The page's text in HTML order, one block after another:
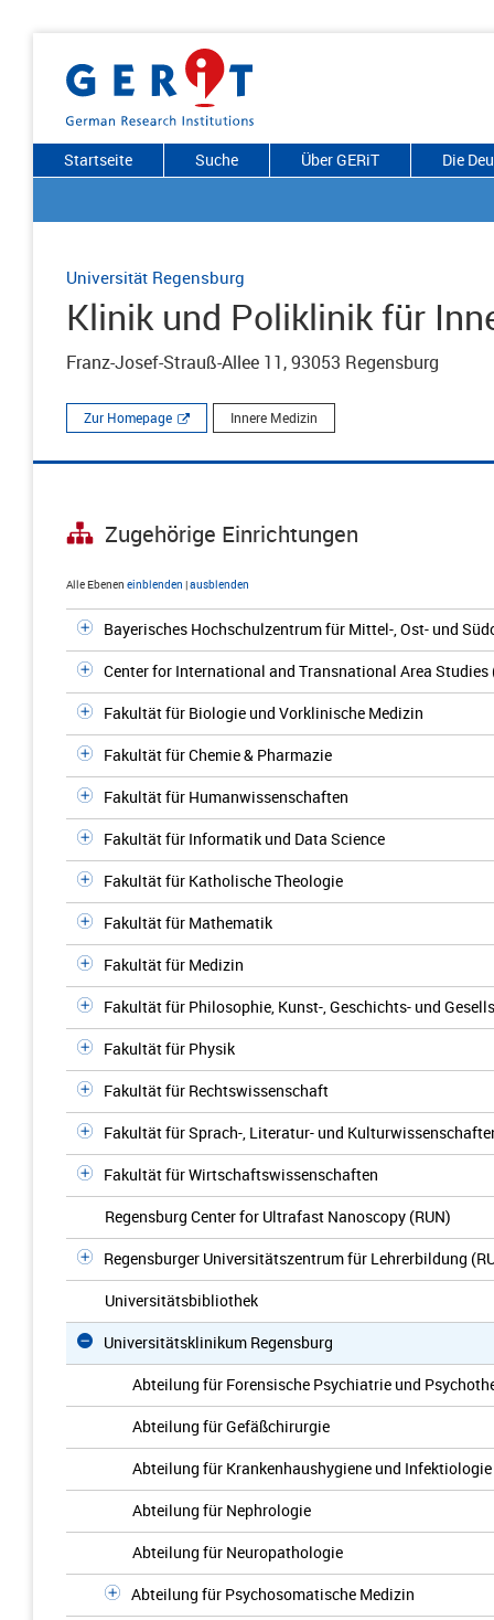
Startseite Suche Über GERiT Die
Universität Regensburg
Klinik und Poliklinik für
Franz-Josef-Strauß-Allee 11, 93053 Regensburg
Zur Homepage Innere Medizin
Zugehörige Einrichtungen
Alle Ebenen einblenden |ausblenden
Bayerisches Hochschulzentrum für Mittel-, Ost- und
Center for International and Transnational Area Studies
Fakultät für Biologie und Vorklinische Medizin
Fakultät für Chemie & Pharmazie
Fakultät für Humanwissenschaften
Fakultät für Informatik und Data Science
Fakultät für Katholische Theologie
Fakultät für Mathematik
Fakultät für Medizin
Fakultät für Philosophie, Kunst-, Geschichts- und
Fakultät für Physik
Fakultät für Rechtswissenschaft
Fakultät für Sprach-, Literatur- und
Fakultät für Wirtschaftswissenschaften
Regensburg Center for Ultrafast Nanoscopy (RUN)
Regensburger Universitätszentrum für Lehrerbildung
Universitätsbibliothek
Universitätsklinikum Regensburg
Abteilung für Forensische Psychiatrie und
Abteilung für Gefäßchirurgie
Abteilung für Krankenhaushygiene und Infektiologie
Abteilung für Nephrologie
Abteilung für Neuropathologie
Abteilung für Psychosomatische Medizin